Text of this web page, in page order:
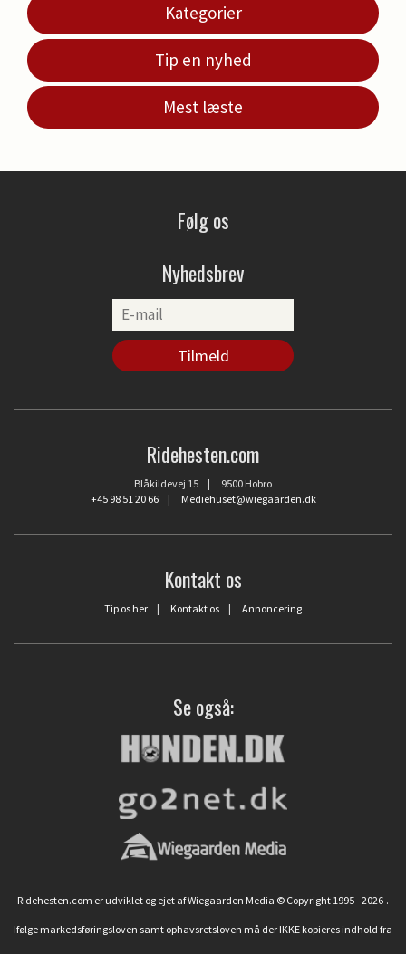
Kategorier
Tip en nyhed
Mest læste
Følg os
Nyhedsbrev
Ridehesten.com
Blåkildevej 15 | 9500 Hobro
+45 98 51 20 66| Mediehuset@wiegaarden.dk
Kontakt os
Tip os her | Kontakt os | Annoncering
Se også:
Ridehesten.com er udviklet og ejet af Wiegaarden Media © Copyright 1995 - 2026 .
Ifølge markedsføringsloven samt ophavsretsloven må der IKKE kopieres indhold fra